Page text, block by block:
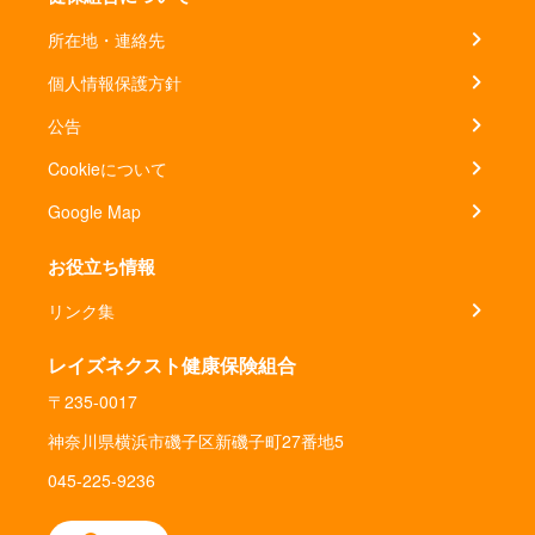
所在地・連絡先
個人情報保護方針
公告
Cookieについて
Google Map
お役立ち情報
リンク集
レイズネクスト健康保険組合
〒235-0017
神奈川県横浜市磯子区新磯子町27番地5
045-225-9236